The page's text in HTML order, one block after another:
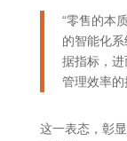
“零售的本
的智能化
据指标，
管理效率
这一表态，彰